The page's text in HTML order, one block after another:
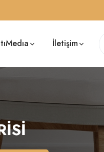
İletişim